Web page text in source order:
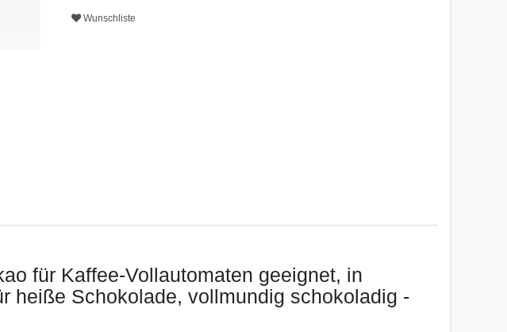
Wunschliste
für Kaffee-Vollautomaten geeignet, in
heiße Schokolade, vollmundig schokoladig -